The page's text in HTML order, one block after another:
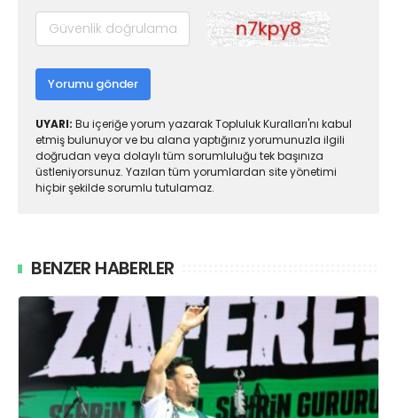
Yorumu gönder
UYARI: Bu içeriğe yorum yazarak Topluluk Kuralları'nı kabul
etmiş bulunuyor ve bu alana yaptığınız yorumunuzla ilgili
doğrudan veya dolaylı tüm sorumluluğu tek başınıza
üstleniyorsunuz. Yazılan tüm yorumlardan site yönetimi
hiçbir şekilde sorumlu tutulamaz.
BENZER HABERLER